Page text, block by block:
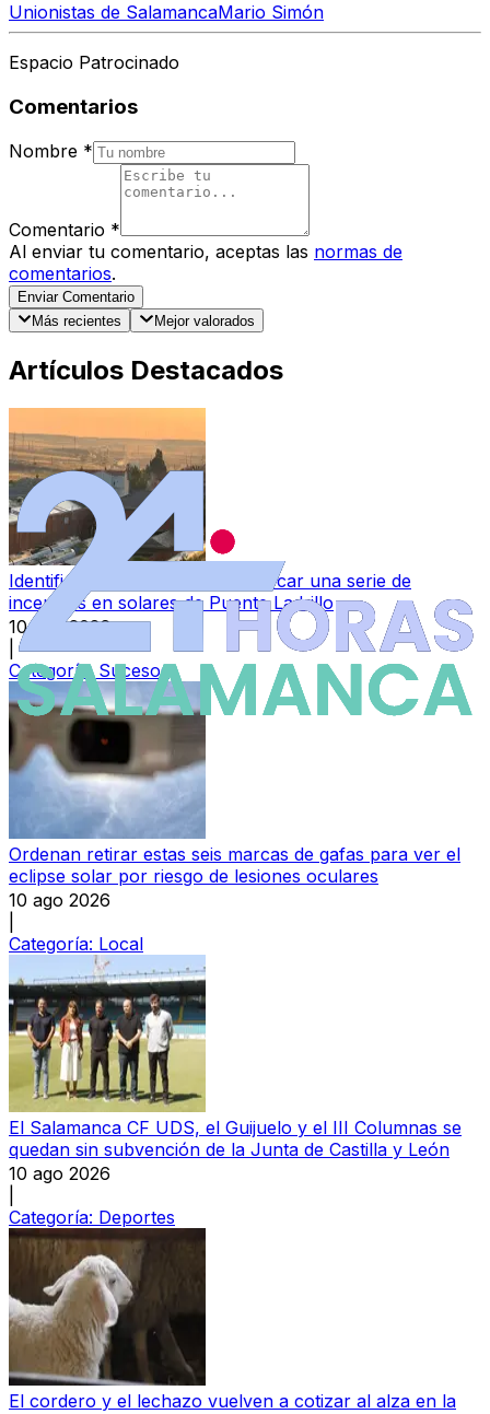
Unionistas de SalamancaMario Simón
Espacio Patrocinado
Comentarios
Nombre *
Comentario *
Al enviar tu comentario, aceptas las normas de
comentarios.
Enviar Comentario
Más recientes
Mejor valorados
Artículos Destacados
Identificado un varón por provocar una serie de
incendios en solares de Puente Ladrillo
10 ago 2026
Categoría: Sucesos
Ordenan retirar estas seis marcas de gafas para ver el
eclipse solar por riesgo de lesiones oculares
10 ago 2026
Categoría: Local
El Salamanca CF UDS, el Guijuelo y el III Columnas se
quedan sin subvención de la Junta de Castilla y León
10 ago 2026
Categoría: Deportes
El cordero y el lechazo vuelven a cotizar al alza en la